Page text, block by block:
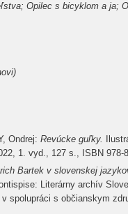
Opilec s bicyklom a ja;
Ondrej: Revúcke guľky.
1. vyd., 127 s., ISBN 978-
Bartek v slovenskej
Literárny archív
spolupráci s občianskym